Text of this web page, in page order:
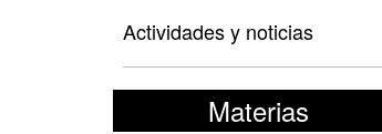
Actividades y noticias
Materias